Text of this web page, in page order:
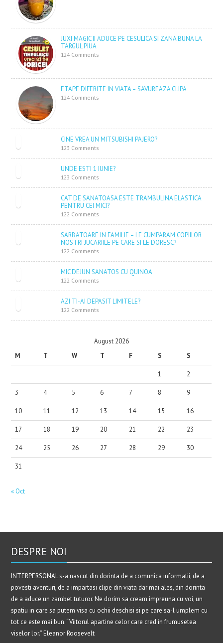
JUXI MAGIC II ADUCE PE CESULICA SI ZANA BUNA LA
TARGUL PIUA
124 Comments
ETAPE DIFERITE IN VIATA – SAVUREAZA CLIPA
124 Comments
CINE VREA UN MITSUBISHI PAJERO?
123 Comments
UNDE ESTI 1 IUNIE?
123 Comments
CAT DE SANATOASA ESTE TRAMBULINA ELASTICA
PENTRU CEI MICI?
122 Comments
SARBATOARE IN FAMILIE – LE CUMPARAM COPIILOR
NOSTRI JUCARIILE PE CARE SI LE DORESC?
122 Comments
MIC DEJUN SANATOS CU QUINOA
122 Comments
AZI TI-AI DEPASIT LIMITELE?
122 Comments
August 2026
M
T W T F S S
1 2
3 4 5 6 7 8 9
10 11 12 13 14 15 16
17 18 19 20 21 22 23
24 25 26 27 28 29 30
31
« Oct
DESPRE NOI
INTERPERSONAL s-a nascut din dorinta de a comunica informatii, de a
povesti aventuri, de a impartasi clipe din viata dar mai ales, din dorinta
de a aduce un zambet tuturor. Ne dorim sa cream impreuna cu voi, un
spatiu in care sa putem visa cu ochii deschisi si pe care sa-l umplem cu
tot ce este mai bun. “Viitorul apartine celor care cred in frumusetea
viselor lor.” Eleanor Roosevelt